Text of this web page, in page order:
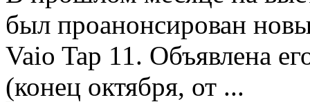
был проанонсирован
Vaio Tap 11. Объявлена
(конец октября, от ...